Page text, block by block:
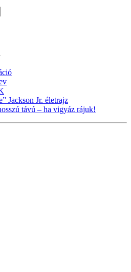
Jackson Jr. életrajz
távú – ha vigyáz rájuk!